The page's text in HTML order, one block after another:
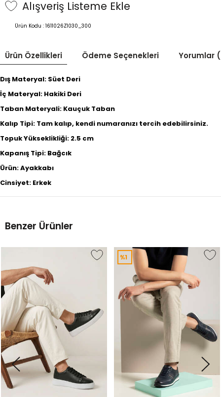
Alışveriş Listeme Ekle
Ürün Kodu : 1611026Z1030_300
Ürün Özellikleri Ödeme Seçenekleri Yorumlar
Dış Materyal: Süet Deri
İç Materyal: Hakiki Deri
Taban Materyali: Kauçuk Taban
Kalıp Tipi: Tam kalıp, kendi numaranızı tercih edebilirsiniz.
Topuk Yükseklikliği: 2.5 cm
Kapanış Tipi: Bağcık
Ürün: Ayakkabı
Cinsiyet: Erkek
Benzer Ürünler
%1